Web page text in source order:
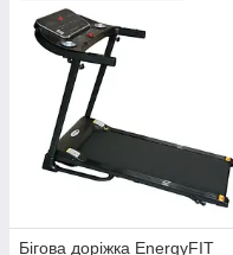
Бігова доріжка EnergyFIT